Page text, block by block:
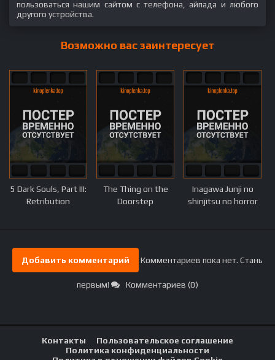
пользоваться нашим сайтом с телефона, айпада и любого
другого устройства.
Возможно вас заинтересует
5 Dark Souls, Part III:
Retribution
The Thing on the
Doorstep
Inagawa Junji no
shinjitsu no horror
Добавить комментарий Комментариев пока нет. Стань
первым! Комментариев (0)
Контакты
Пользовательское соглашение
Политика конфиденциальности